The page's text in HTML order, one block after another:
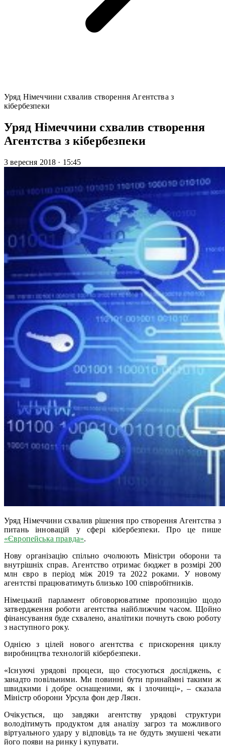
Уряд Німеччини схвалив створення Агентства з
кібербезпеки
Уряд Німеччини схвалив створення
Агентства з кібербезпеки
3 вересня 2018 · 15:45
Уряд Німеччини схвалив рішення про створення Агентства з
питань інновацій у сфері кібербезпеки. Про це пише
«Європейська правда».
Нову організацію спільно очолюють Міністри оборони та
внутрішніх справ. Агентство отримає бюджет в розмірі 200
млн євро в період між 2019 та 2022 роками. У новому
агентстві працюватимуть близько 100 співробітників.
Німецький парламент обговорюватиме пропозицію щодо
затвердження роботи агентства найближчим часом. Щойно
фінансування буде схвалено, аналітики почнуть свою роботу
з наступного року.
Однією з цілей нового агентства є прискорення циклу
виробництва технологій кібербезпеки.
«Існуючі урядові процеси, що стосуються досліджень, є
занадто повільними. Ми повинні бути принаймні такими ж
швидкими і добре оснащеними, як і злочинці», – сказала
Міністр оборони Урсула фон дер Ляєн.
Очікується, що завдяки агентству урядові структури
володітимуть продуктом для аналізу загроз та можливого
віртуального удару у відповідь та не будуть змушені чекати
його появи на ринку і купувати.